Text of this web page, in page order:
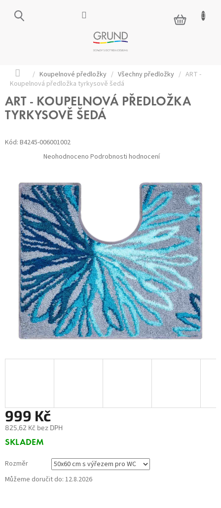
NÁKUPNÍ
KOŠÍK
Domů
/ Koupelnové předložky / Všechny předložky / ART -
Koupelnová předložka tyrkysově šedá
ART - KOUPELNOVÁ PŘEDLOŽKA
TYRKYSOVĚ ŠEDÁ
Kód: B4245-006001002
Průměrné
hodnocení
z 5
hvězdiček.
Neohodnoceno Podrobnosti hodnocení
999 Kč
825,62 Kč bez DPH
Měrná
SKLADEM
Rozměr
Můžeme doručit do: 12.8.2026